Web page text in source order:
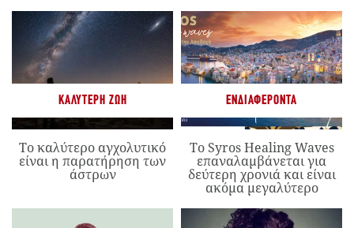
ΚΑΛΎΤΕΡΗ ΖΩΉ
Το καλύτερο αγχολυτικό
είναι η παρατήρηση των
άστρων
ΕΝΔΙΑΦΈΡΟΝΤΑ
Το Syros Healing Waves
επαναλαμβάνεται για
δεύτερη χρονιά και είναι
ακόμα μεγαλύτερο